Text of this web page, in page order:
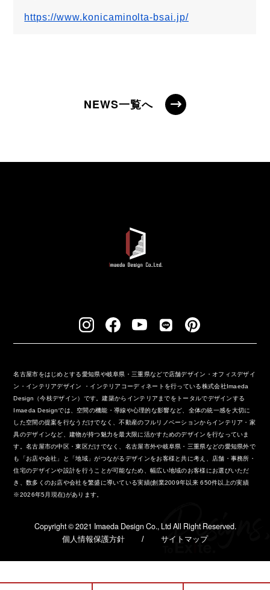
https://www.konicaminolta-bsai.jp/
NEWS一覧へ
名古屋市をはじめとする愛知県や岐阜県・三重県などで店舗デザイン・オフィスデザイ
ン・インテリアデザイン ・インテリアコーディネートを行っている株式会社Imaeda
Design（今枝デザイン）です。建築からインテリアまでをトータルでデザインする
Imaeda Designでは、空間の機能・導線や心理的な影響など、全体の統一感を大切に
した空間の提案を行なうだけでなく、不動産のフルリノベーションからインテリア・家
具のデザインなど、建物が持つ魅力を最大限に活かすためのデザインを行なっていま
す。名古屋市の中区・東区だけでなく、名古屋市外や岐阜県・三重県などの愛知県外で
も「お店や会社」と「地域」がつながるデザインをお客様と共に考え、店舗・事務所・
住宅のデザインや設計を行うことが可能なため、幅広い地域のお客様にお選びいただ
き、数多くのお店や会社を繁盛に導いている実績(創業2009年以来 650件以上の実績
※2026年5月現在)があります。
Copyright ©︎ 2021 Imaeda Design Co., Ltd All Right Reserved.
個人情報保護方針 / サイトマップ